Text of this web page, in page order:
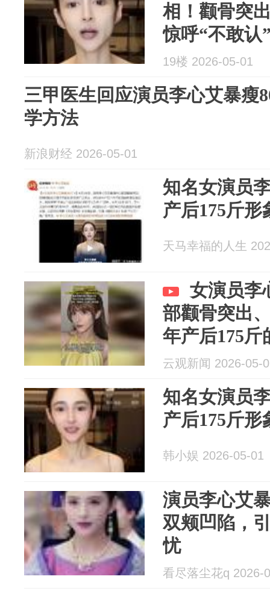
相！颧骨突
惊呼“不敢认
19楼 2026-05-01
三甲医生回应演员李心艾暴瘦
学方法
新浪财经 2026-05-01
知名女演员
产后175斤形
天马幸福的人生
女演员李
部颧骨突出
年产后175斤
大
云观新闻 2026-05-
知名女演员
产后175斤形
韩小娱 2026-05-01
演员李心艾
双颊凹陷，
忧
看尽落尘花q 2026-